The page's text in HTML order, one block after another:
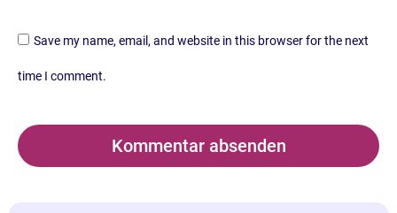
Save my name, email, and website in this browser for the next
time I comment.
Kommentar absenden